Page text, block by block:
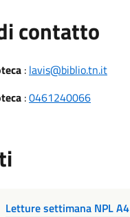
contatto
: lavis@biblio.tn.it
:0461240066
Letture settimana NPL A4